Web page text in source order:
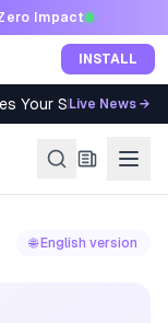
Impact
INSTALL
Your SIP Qualify?
Live News →
🌐 English version